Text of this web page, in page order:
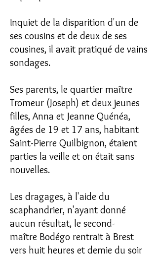
Inquiet de la disparition d'un de
ses cousins et de deux de ses
cousines, il avait pratiqué de vains
sondages.
Ses parents, le quartier maître
Tromeur (Joseph) et deux jeunes
filles, Anna et Jeanne Quénéa,
âgées de 19 et 17 ans, habitant
Saint-Pierre Quilbignon, étaient
parties la veille et on était sans
nouvelles.
Les dragages, à l'aide du
scaphandrier, n'ayant donné
aucun résultat, le second-
maître Bodégo rentrait à Brest
vers huit heures et demie du soir